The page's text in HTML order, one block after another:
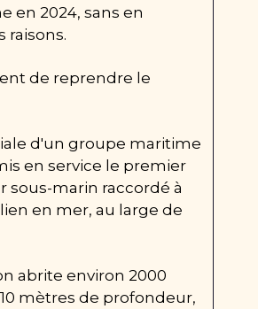
en 2024, sans en
raisons.
de reprendre le
d'un groupe maritime
en service le premier
sous-marin raccordé à
en mer, au large de
abrite environ 2000
mètres de profondeur,